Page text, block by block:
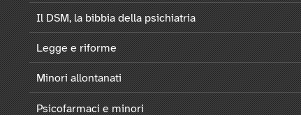
Il DSM, la bibbia della psichiatria
Legge e riforme
Minori allontanati
Psicofarmaci e minori